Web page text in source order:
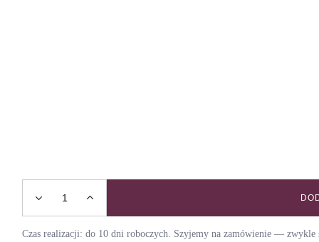
Szelki guard DEEP SEA / NIGHT quantity
Czas realizacji: do 10 dni roboczych. Szyjemy na zamówienie — zwykle